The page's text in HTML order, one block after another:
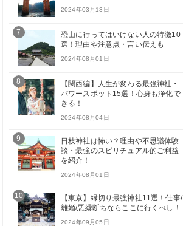
2024年03月13日
7
恐山に行ってはいけない人の特徴10
選！理由や注意点・言い伝えも
2024年08月01日
8
【関西編】人生が変わる最強神社・
パワースポット15選！心身も浄化で
きる！
2024年08月04日
9
日枝神社は怖い？理由や不思議体験
談・最強のスピリチュアル的ご利益
を紹介！
2024年08月01日
10
【東京】縁切り最強神社11選！仕事/
離婚/悪縁断ちならここに行くべし！
2024年09月05日